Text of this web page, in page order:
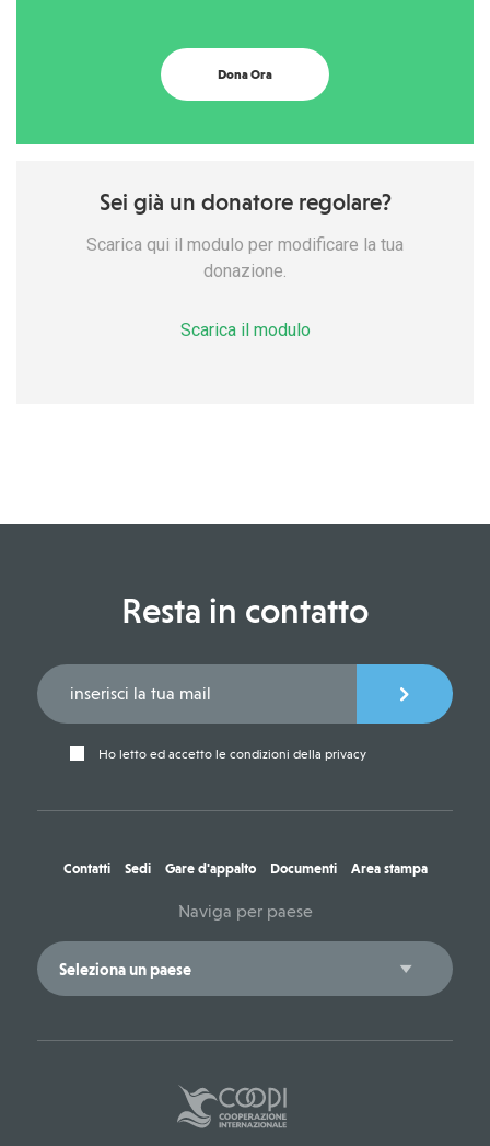
Dona Ora
Sei già un donatore regolare?
Scarica qui il modulo per modificare la tua
donazione.
Scarica il modulo
Resta in contatto
Ho letto ed accetto le condizioni della privacy
Contatti Sedi Gare d'appalto Documenti Area stampa
Naviga per paese